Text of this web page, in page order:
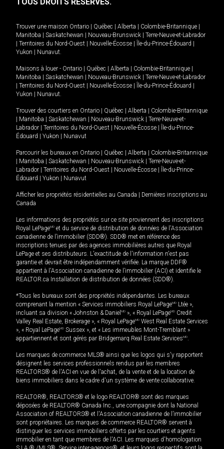
Trouver une maison Ontario Québec Alberta Colombie-Britannique
Manitoba
Saskatchewan Nouveau-Brunswick
Terre-Neuve-et-Labrador
Territoires du Nord-Ouest Nouvelle-Écosse Île-du-Prince-Édouard
Yukon
Nunavut.
Maisons à louer - Ontario Québec Alberta Colombie-Britannique
Manitoba
Saskatchewan Nouveau-Brunswick
Terre-Neuve-et-Labrador
Territoires du Nord-Ouest Nouvelle-Écosse Île-du-Prince-Édouard
Yukon
Nunavut.
Trouver des courtiers en Ontario Québec Alberta
Colombie-Britannique
Manitoba Saskatchewan Nouveau-Brunswick
Terre-Neuve-et-
Labrador
Territoires du Nord-Ouest Nouvelle-Écosse
Île-du-Prince-
Édouard
Yukon Nunavut
Parcourir les bureaux en Ontario Québec Alberta
Colombie-Britannique
Manitoba Saskatchewan Nouveau-Brunswick
Terre-Neuve-et-
Labrador
Territoires du Nord-Ouest Nouvelle-Écosse
Île-du-Prince-
Édouard
Yukon Nunavut
Afficher les propriétés résidentielles au Canada
Dernières inscriptions au
Canada
Les informations des propriétés sur ce site proviennent des inscriptions
Royal LePageMD et du service de distribution de données de l'Association
canadienne de l’immobilier (SDD®). SDD® met en référence des
inscriptions tenues par des agences immobilières autres que Royal
LePage et ses distributeurs. L'exactitude de l'information n'est pas
garantie et devrait être indépendamment vérifiée. La marque DDF®
appartient à l'Association canadienne de l’immobilier (ACI) et identifie le
REALTOR.ca Installation de distribution de données (SDD®).
*Tous les bureaux sont des propriétés indépendantes. Les bureaux
comprenant la mention « Services immobiliers Royal LePageMD Ltée »,
incluant sa division « Johnston & Daniel MD », « Royal LePageMD Credit
Valley Real Estate, Brokerage », « Royal LePageMD West Real Estate Services
», « Royal LePageMD Sussex », et « Les immeubles Mont-Tremblant »
appartiennent et sont gérés par Bridgemarq Real Estate ServicesMD.
Les marques de commerce MLS® ainsi que les logos qui s'y rapportent
désignent les services professionnels rendus par les membres
REALTORS® de l'ACI en vue de l'achat, de la vente et de la location de
biens immobiliers dans le cadre d'un système de vente collaborative.
REALTOR®, REALTORS® et le logo REALTOR® sont des marques
déposées de REALTOR® Canada Inc., une compagnie dont la National
Association of REALTORS® et l'Association canadienne de l’immobilier
sont propriétaires. Les marques de commerce REALTOR® servent à
distinguer les services immobiliers offerts par les courtiers et agents
immobilier en tant que membres de l'ACI. Les marques d'homologation